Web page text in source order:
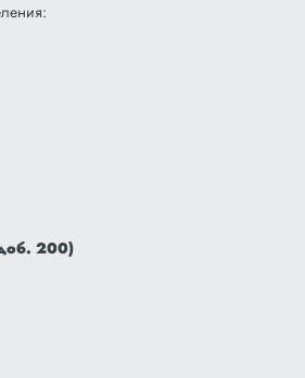
район
район
200)